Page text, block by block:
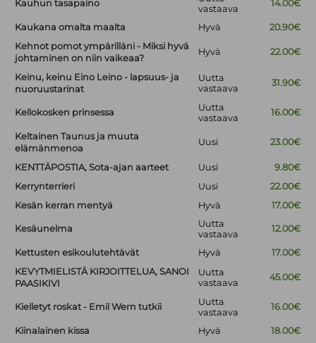
Kauhun tasapaino
vastaava
14.00€
Kaukana omalta maalta Hyvä
20.90€
Kehnot pomot ympärilläni - Miksi hyvä
johtaminen on niin vaikeaa?
Hyvä 22.00€
Keinu, keinu Eino Leino - lapsuus- ja
nuoruustarinat
Uutta
vastaava
31.90€
Kellokosken prinsessa
Uutta
vastaava
16.00€
Keltainen Taunus ja muuta
elämänmenoa
Uusi 23.00€
KENTTÄPOSTIA, Sota-ajan aarteet Uusi
9.80€
Kerrynterrieri
Uusi
22.00€
Kesän kerran mentyä
Hyvä 17.00€
Kesäunelma
Uutta
vastaava
12.00€
Kettusten esikoulutehtävät Hyvä
17.00€
KEVYTMIELISTÄ KIRJOITTELUA, SANOI
PAASIKIVI
Uutta
vastaava
45.00€
Kielletyt roskat - Emil Wern tutkii
Uutta
vastaava
16.00€
Kiinalainen kissa Hyvä
18.00€